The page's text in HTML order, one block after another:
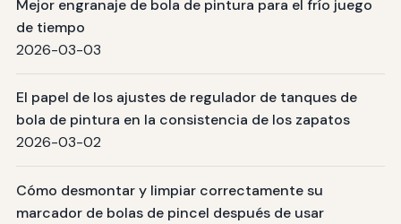
Mejor engranaje de bola de pintura para el frío juego
de tiempo
2026-03-03
El papel de los ajustes de regulador de tanques de
bola de pintura en la consistencia de los zapatos
2026-03-02
Cómo desmontar y limpiar correctamente su
marcador de bolas de pincel después de usar